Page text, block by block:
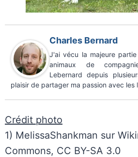
Charles Bernard
J'ai vécu la majeure
animaux de
Lebernard depuis
plaisir de partager ma passion avec les
Crédit photo
1) MelissaShankman sur
Commons, CC BY-SA 3.0